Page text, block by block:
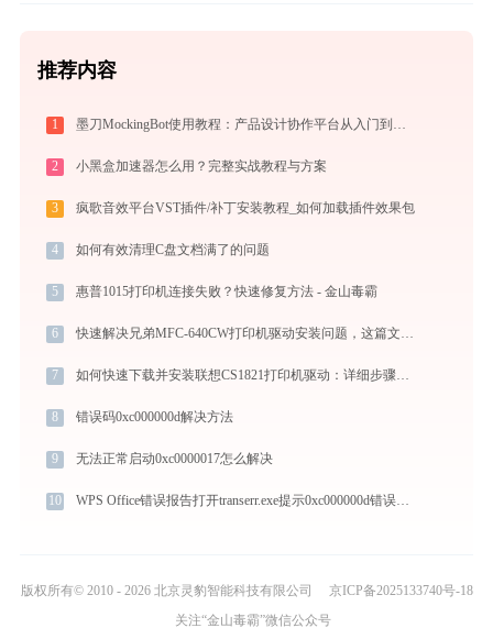
推荐内容
1 墨刀MockingBot使用教程：产品设计协作平台从入门到精通
2 小黑盒加速器怎么用？完整实战教程与方案
3 疯歌音效平台VST插件/补丁安装教程_如何加载插件效果包
4 如何有效清理C盘文档满了的问题
5 惠普1015打印机连接失败？快速修复方法 - 金山毒霸
6 快速解决兄弟MFC-640CW打印机驱动安装问题，这篇文章告诉你方法
7 如何快速下载并安装联想CS1821打印机驱动：详细步骤解析
8 错误码0xc000000d解决方法
9 无法正常启动0xc0000017怎么解决
10 WPS Office错误报告打开transerr.exe提示0xc000000d错误码怎么办
版权所有© 2010 - 2026 北京灵豹智能科技有限公司
京ICP备2025133740号-18
关注“金山毒霸”微信公众号